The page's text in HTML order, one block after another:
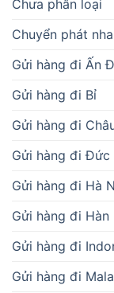
Chưa phân loại
Chuyển phát
Gửi hàng đi Ấn
Gửi hàng đi Bỉ
Gửi hàng đi
Gửi hàng đi Đức
Gửi hàng đi Hà
Gửi hàng đi Hàn
Gửi hàng đi
Gửi hàng đi